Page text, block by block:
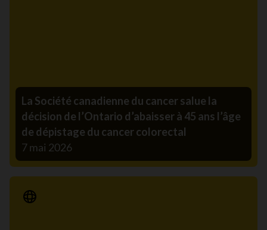
La Société canadienne du cancer salue la
décision de l’Ontario d’abaisser à 45 ans l’âge
de dépistage du cancer colorectal
7 mai 2026
Communiqué de presse